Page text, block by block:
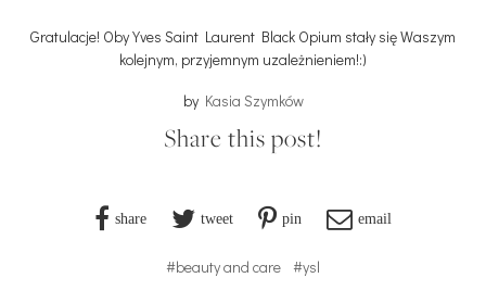
Gratulacje! Oby Yves Saint Laurent Black Opium stały się Waszym
kolejnym, przyjemnym uzależnieniem!:)
by Kasia Szymków
Share this post!
share tweet pin email
#beauty and care #ysl